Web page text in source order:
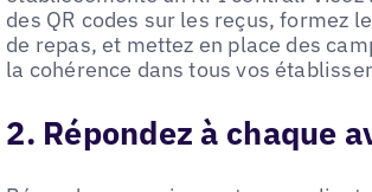
des QR codes sur les reçus, formez
de repas, et mettez en place des
la cohérence dans tous vos
2. Répondez à chaque